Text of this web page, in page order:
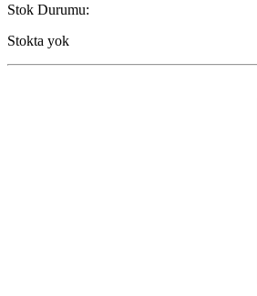
Stok Durumu:
Stokta yok